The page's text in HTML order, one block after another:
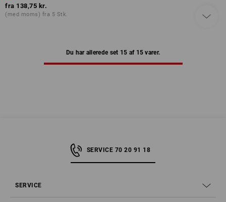
fra 138,75 kr.
(med moms) fra 5 Stk.
Du har allerede set 15 af 15 varer.
SERVICE 70 20 91 18
SERVICE